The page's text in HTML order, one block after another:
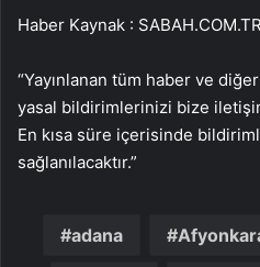
Haber Kaynak : SABAH.COM.TR
“Yayınlanan tüm haber ve
yasal bildirimlerinizi bize
En kısa süre içerisinde
sağlanılacaktır.”
adana